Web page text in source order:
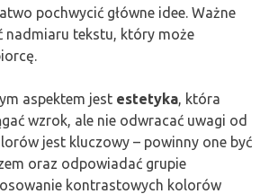
pochwycić główne idee. Ważne
nadmiaru tekstu, który może
aspektem jest estetyka , która
wzrok, ale nie odwracać uwagi od
jest kluczowy – powinny one być
oraz odpowiadać grupie
kontrastowych kolorów